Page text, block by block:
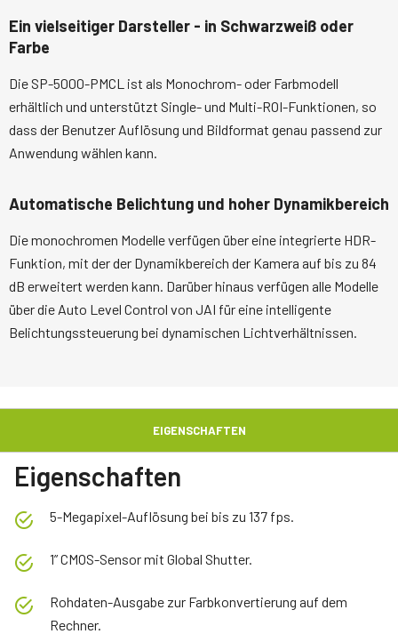
Ein vielseitiger Darsteller - in Schwarzweiß oder
Farbe
Die SP-5000-PMCL ist als Monochrom- oder Farbmodell
erhältlich und unterstützt Single- und Multi-ROI-Funktionen, so
dass der Benutzer Auflösung und Bildformat genau passend zur
Anwendung wählen kann.
Automatische Belichtung und hoher Dynamikbereich
Die monochromen Modelle verfügen über eine integrierte HDR-
Funktion, mit der der Dynamikbereich der Kamera auf bis zu 84
dB erweitert werden kann. Darüber hinaus verfügen alle Modelle
über die Auto Level Control von JAI für eine intelligente
Belichtungssteuerung bei dynamischen Lichtverhältnissen.
EIGENSCHAFTEN
Eigenschaften
5-Megapixel-Auflösung bei bis zu 137 fps.
1” CMOS-Sensor mit Global Shutter.
Rohdaten-Ausgabe zur Farbkonvertierung auf dem
Rechner.